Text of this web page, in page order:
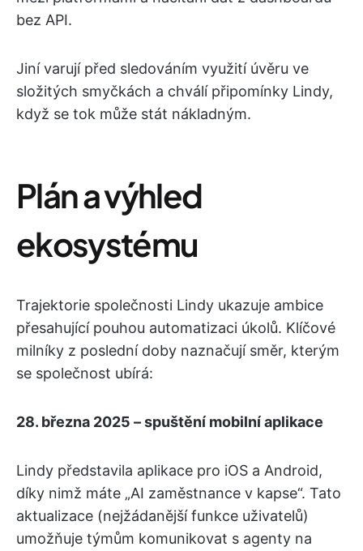
bez API.
Jiní varují před sledováním využití úvěru ve
složitých smyčkách a chválí připomínky Lindy,
když se tok může stát nákladným.
Plán a výhled
ekosystému
Trajektorie společnosti Lindy ukazuje ambice
přesahující pouhou automatizaci úkolů. Klíčové
milníky z poslední doby naznačují směr, kterým
se společnost ubírá:
28. března 2025 – spuštění mobilní aplikace
Lindy představila aplikace pro iOS a Android,
díky nimž máte „AI zaměstnance v kapse“. Tato
aktualizace (nejžádanější funkce uživatelů)
umožňuje týmům komunikovat s agenty na